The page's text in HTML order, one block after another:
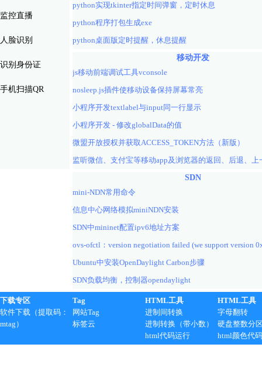
监控直播
人脸识别
识别身份证
手机扫描QR
python实现tkinter指定时间弹窗，定时休息
python程序打包生成exe
python桌面版定时提醒，休息提醒
移动开发
js移动前端调试工具vconsole
nosleep.js插件使移动设备保持屏幕常亮
小程序开发textlabel与input同一行显示
小程序开发 - 修改globalData的值
微盟开放授权并获取ACCESS_TOKEN方法（新版）
SDN
mini-NDN常用命令
信息中心网络模拟miniNDN安装
SDN中mininet配置ipv6地址方案
ovs-ofctl：version negotiation failed (we support version
Ubuntu中安装OpenDaylight Carbon步骤
SDN负载均衡，控制器opendaylight
下载专区
软件下载（提取码：
mtag）
Tag
网站Tag
标签云
HTML工具
进制间转换
进制转换（带小数）
html代码运行
HTML工具
字母翻转
硬盘整数分
html颜色代码